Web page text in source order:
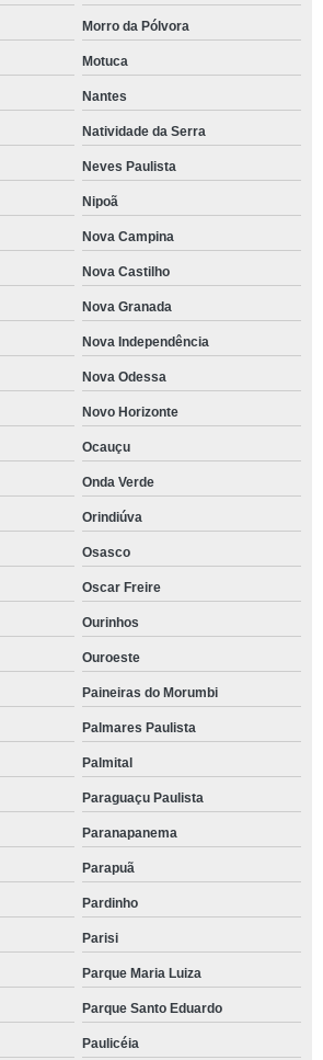
Morro da Pólvora
Motuca
Nantes
Natividade da Serra
Neves Paulista
Nipoã
Nova Campina
Nova Castilho
Nova Granada
Nova Independência
Nova Odessa
Novo Horizonte
Ocauçu
Onda Verde
Orindiúva
Osasco
Oscar Freire
Ourinhos
Ouroeste
Paineiras do Morumbi
Palmares Paulista
Palmital
Paraguaçu Paulista
Paranapanema
Parapuã
Pardinho
Parisi
Parque Maria Luiza
Parque Santo Eduardo
Paulicéia